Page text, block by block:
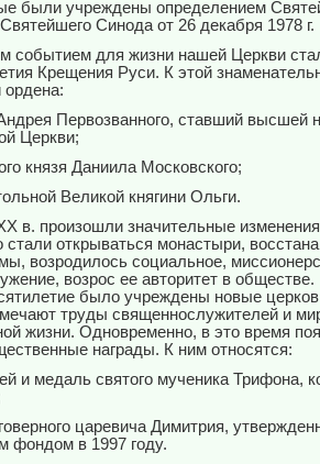
были учреждены определением
Синода от 26 декабря 1978 г.
событием для жизни нашей Церкви
Крещения Руси. К этой
ордена:
Первозванного, ставший высшей
Церкви;
князя Даниила Московского;
Великой княгини Ольги.
в. произошли значительные
открываться монастыри,
возродилось социальное,
возрос ее авторитет в обществе.
было учреждены новые
труды священнослужителей и
жизни. Одновременно, в это время
награды. К ним относятся:
и медаль святого мученика Трифона,
царевича Димитрия,
фондом в 1997 году.